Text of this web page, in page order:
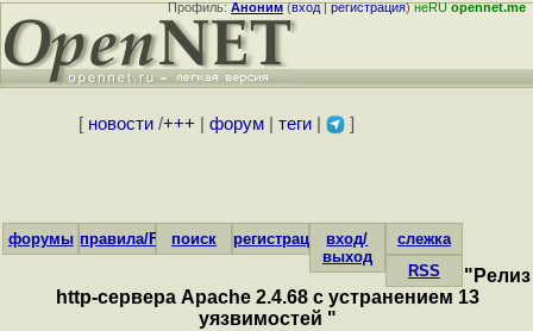
Профиль:Аноним(вход|регистрация)неRUopennet.me
[ новости/+++ форум| теги| ]
форумы правила/FAQпоиск регистрациявход/
выход
слежка
RSS
"Релиз
http-сервера Apache 2.4.68 с устранением 13
уязвимостей "